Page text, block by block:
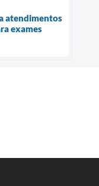
atendimentos
exames